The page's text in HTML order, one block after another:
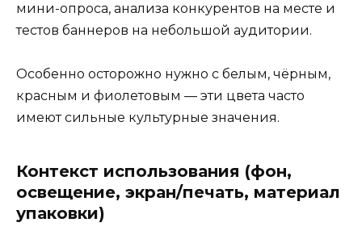
мини-опроса, анализа конкурентов на месте и
тестов баннеров на небольшой аудитории.
Особенно осторожно нужно с белым, чёрным,
красным и фиолетовым — эти цвета часто
имеют сильные культурные значения.
Контекст использования (фон,
освещение, экран/печать, материал
упаковки)